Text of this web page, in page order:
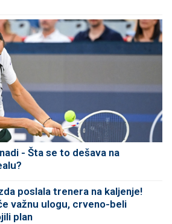
- Šta se to dešava na
poslala trenera na kaljenje!
važnu ulogu, crveno-beli
plan